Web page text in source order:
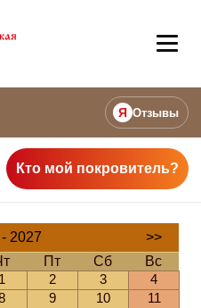
Я Отзывы
Кто мой покровитель?
2027
>>
Пт Сб
Вс
1 2 3
4
9 10
11